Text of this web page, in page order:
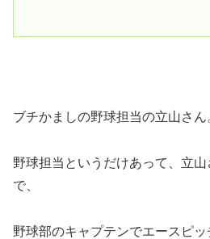
ブチかましの野球担当の立山さん
野球担当というだけあって、立
で、
野球部のキャプテンでエースピ